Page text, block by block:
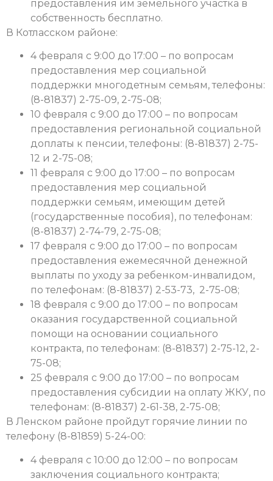
предоставления им земельного участка в
собственность бесплатно.
В Котласском районе:
4 февраля с 9:00 до 17:00 – по вопросам
предоставления мер социальной
поддержки многодетным семьям, телефоны:
(8-81837) 2-75-09, 2-75-08;
10 февраля с 9:00 до 17:00 – по вопросам
предоставления региональной социальной
доплаты к пенсии, телефоны: (8-81837) 2-75-
12 и 2-75-08;
11 февраля с 9:00 до 17:00 – по вопросам
предоставления мер социальной
поддержки семьям, имеющим детей
(государственные пособия), по телефонам:
(8-81837) 2-74-79, 2-75-08;
17 февраля с 9:00 до 17:00 – по вопросам
предоставления ежемесячной денежной
выплаты по уходу за ребенком-инвалидом,
по телефонам: (8-81837) 2-53-73, 2-75-08;
18 февраля с 9:00 до 17:00 – по вопросам
оказания государственной социальной
помощи на основании социального
контракта, по телефонам: (8-81837) 2-75-12, 2-
75-08;
25 февраля с 9:00 до 17:00 – по вопросам
предоставления субсидии на оплату ЖКУ, по
телефонам: (8-81837) 2-61-38, 2-75-08;
В Ленском районе пройдут горячие линии по
телефону (8-81859) 5-24-00:
4 февраля с 10:00 до 12:00 – по вопросам
заключения социального контракта;